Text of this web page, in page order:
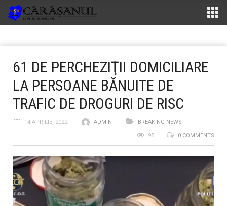
61 DE PERCHEZIŢII DOMICILIARE
LA PERSOANE BĂNUITE DE
TRAFIC DE DROGURI DE RISC
14 APRILIE, 2022 ADMIN
BREAKING NEWS
0 COMMENTS
95